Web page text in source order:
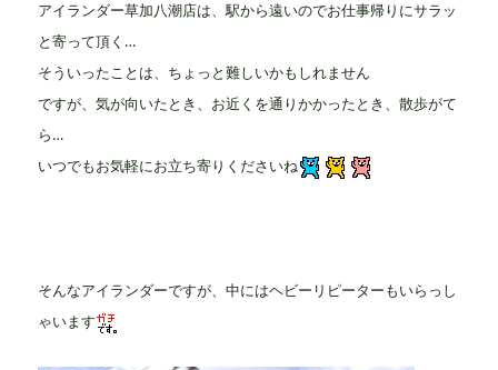
アイランダー草加八潮店は、駅から遠いのでお仕事帰りにサラッ
と寄って頂く…
そういったことは、ちょっと難しいかもしれません
ですが、気が向いたとき、お近くを通りかかったとき、散歩がて
ら…
いつでもお気軽にお立ち寄りくださいね
そんなアイランダーですが、中にはヘビーリピーターもいらっし
ゃいます